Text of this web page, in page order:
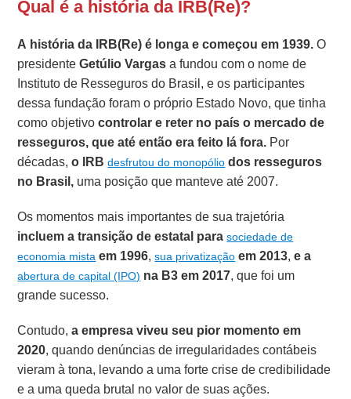
Qual é a história da IRB(Re)?
A história da IRB(Re) é longa e começou em 1939.O
presidenteGetúlio Vargasa fundou com o nome de
Instituto de Resseguros do Brasil, e os participantes
dessa fundação foram o próprio Estado Novo, que tinha
como objetivocontrolar e reter no país o mercado de
resseguros, que até então era feito lá fora. Por
décadas,o IRBdesfrutou do monopólio dos resseguros
no Brasil, uma posição que manteve até 2007.
Os momentos mais importantes de sua trajetória
incluem a transição de estatal parasociedade de
economia mista em 1996,sua privatização em 2013,e a
abertura de capital (IPO) na B3 em 2017, que foi um
grande sucesso.
Contudo,a empresa viveu seu pior momento em
2020, quando denúncias de irregularidades contábeis
vieram à tona, levando a uma forte crise de credibilidade
e a uma queda brutal no valor de suas ações.